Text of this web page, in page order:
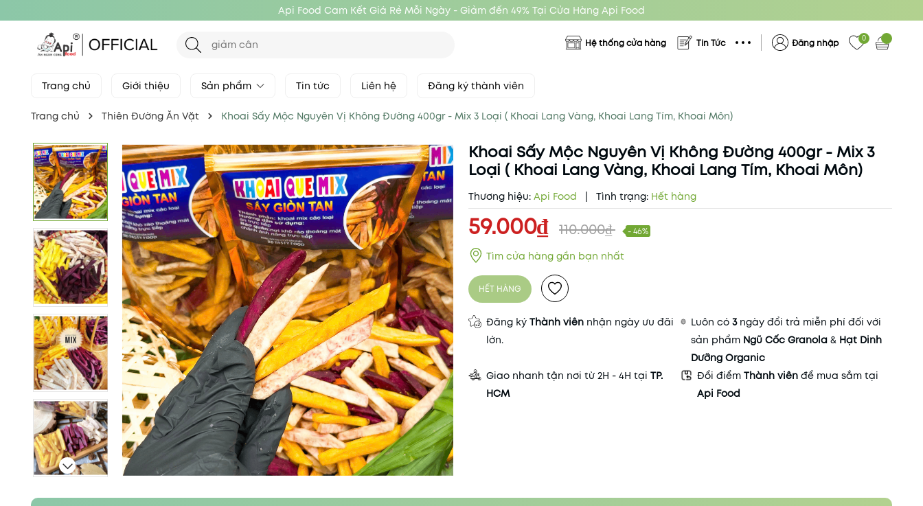
Api Food Cam Kết Giá Rẻ Mỗi Ngày - Giảm đến 49% Tại Cửa Hàng Api Food
Hệ thống cửa hàng Tin Tức Đăng nhập 0
Trang chủ Giới thiệu Sản phẩm Tin tức Liên hệ Đăng ký thành viên
Trang chủ Thiên Đường Ăn Vặt Khoai Sấy Mộc Nguyên Vị Không Đường 400gr - Mix 3 Loại ( Khoai Lang Vàng, Khoai Lang Tím, Khoai Môn)
Khoai Sấy Mộc Nguyên Vị Không Đường 400gr - Mix 3
Loại ( Khoai Lang Vàng, Khoai Lang Tím, Khoai Môn)
Thương hiệu: Api Food Tình trạng: Hết hàng
59.000₫ 110.000₫ - 46%
Tìm cửa hàng gần bạn nhất
HẾT HÀNG
Đăng ký Thành viênnhận ngày ưu đãi
lớn.
Luôn có3 ngày đổi trả miễn phí đối với
sản phẩm Ngũ Cốc Granola & Hạt Dinh
Dưỡng Organic
Giao nhanh tận nơi từ 2H - 4H tạiTP.
HCM
Đổi điểm Thành viên để mua sắm tại
Api Food